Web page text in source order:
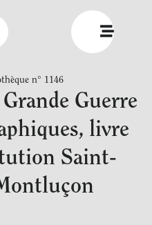
n° 1146
Guerre
livre
Saint-